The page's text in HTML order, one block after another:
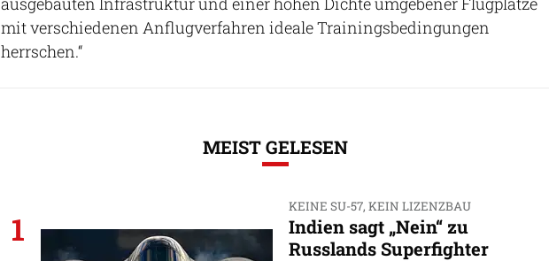
mit verschiedenen Anflugverfahren ideale Trainingsbedingungen
herrschen.“
MEIST GELESEN
1
KEINE SU-57, KEIN LIZENZBAU
Indien sagt „Nein“ zu
Russlands Superfighter